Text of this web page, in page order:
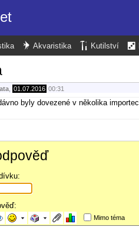
Akvaristika Kutilství
01.07.2016 00:31
byly dovezené v několika
Mimo téma